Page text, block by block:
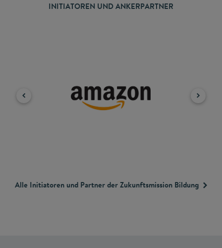
INITIATOREN UND ANKERPARTNER
Alle Initiatoren und Partner der Zukunftsmission Bildung